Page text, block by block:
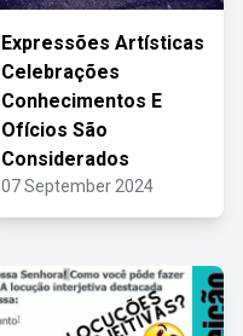
Expressões Artísticas
Celebrações
Conhecimentos E
Ofícios São
Considerados
07 September 2024